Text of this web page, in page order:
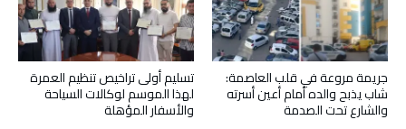
تسليم أولى تراخيص تنظيم العمرة
لهذا الموسم لوكالات السياحة
والأسفار المؤهلة
جريمة مروعة في قلب العاصمة:
شاب يذبح والده أمام أعين أسرته
والشارع تحت الصدمة